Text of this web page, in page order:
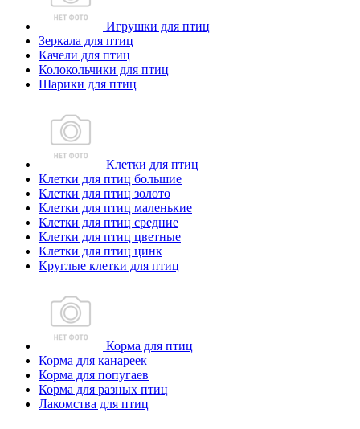
Игрушки для птиц
Зеркала для птиц
Качели для птиц
Колокольчики для птиц
Шарики для птиц
Клетки для птиц
Клетки для птиц большие
Клетки для птиц золото
Клетки для птиц маленькие
Клетки для птиц средние
Клетки для птиц цветные
Клетки для птиц цинк
Круглые клетки для птиц
Корма для птиц
Корма для канареек
Корма для попугаев
Корма для разных птиц
Лакомства для птиц